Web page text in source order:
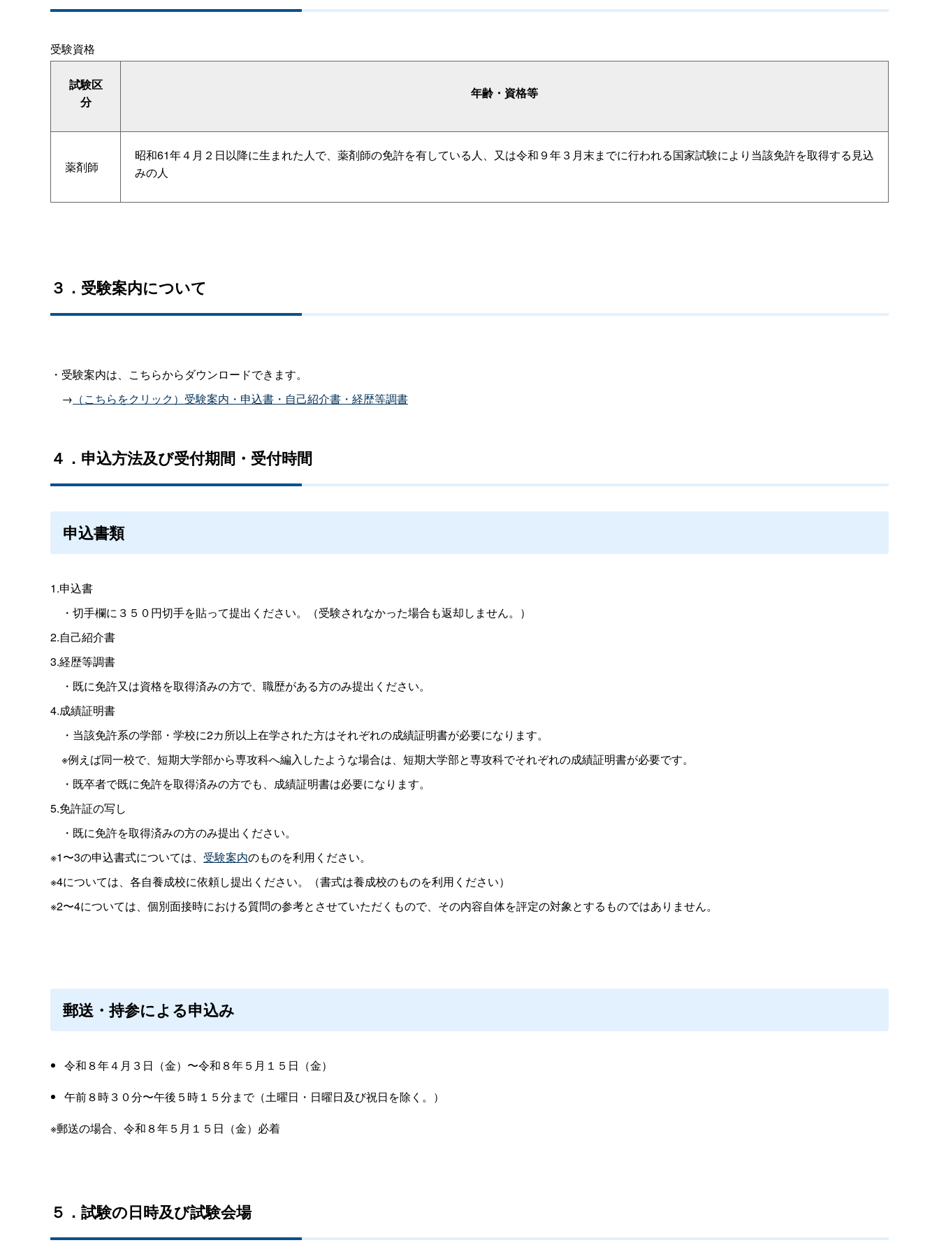
受験資格
試験区
分
年齢・資格等
薬剤師
昭和61年４月２日以降に生まれた人で、薬剤師の免許を有している人、又は令和９年３月末までに行われる国家試験により当該免許を取得する見込
みの人
３．受験案内について
・受験案内は、こちらからダウンロードできます。
→ （こちらをクリック）受験案内・申込書・自己紹介書・経歴等調書
４．申込方法及び受付期間・受付時間
申込書類
1.申込書
・切手欄に３５０円切手を貼って提出ください。（受験されなかった場合も返却しません。）
2.自己紹介書
3.経歴等調書
・既に免許又は資格を取得済みの方で、職歴がある方のみ提出ください。
4.成績証明書
・当該免許系の学部・学校に2カ所以上在学された方はそれぞれの成績証明書が必要になります。
※例えば同一校で、短期大学部から専攻科へ編入したような場合は、短期大学部と専攻科でそれぞれの成績証明書が必要です。
・既卒者で既に免許を取得済みの方でも、成績証明書は必要になります。
5.免許証の写し
・既に免許を取得済みの方のみ提出ください。
※1〜3の申込書式については、 受験案内のものを利用ください。
※4については、各自養成校に依頼し提出ください。（書式は養成校のものを利用ください）
※2〜4については、個別面接時における質問の参考とさせていただくもので、その内容自体を評定の対象とするものではありません。
郵送・持参による申込み
令和８年４月３日（金）〜令和８年５月１５日（金）
午前８時３０分〜午後５時１５分まで（土曜日・日曜日及び祝日を除く。）
※郵送の場合、令和８年５月１５日（金）必着
５．試験の日時及び試験会場